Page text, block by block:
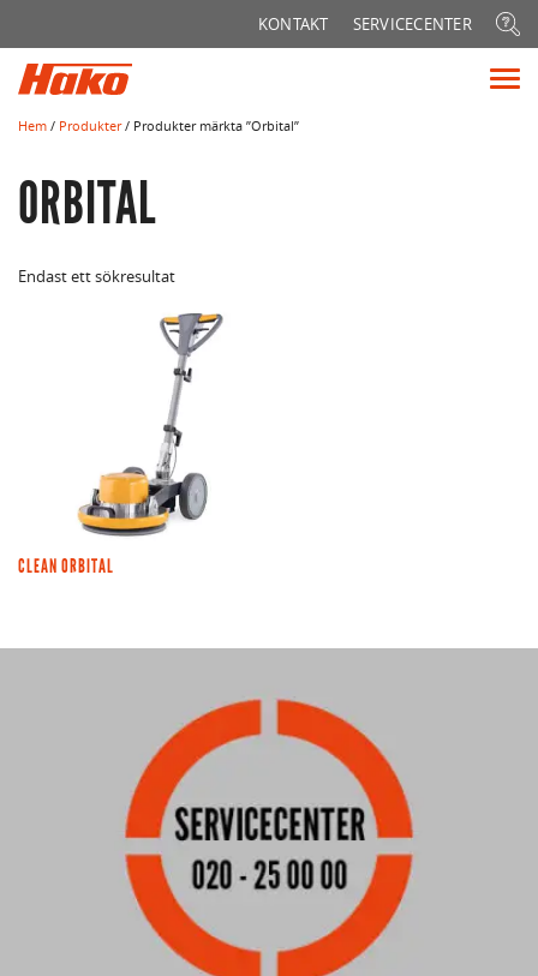
KONTAKT SERVICECENTER
Hem / Produkter/ Produkter märkta ”Orbital”
ORBITAL
Endast ett sökresultat
CLEAN ORBITAL